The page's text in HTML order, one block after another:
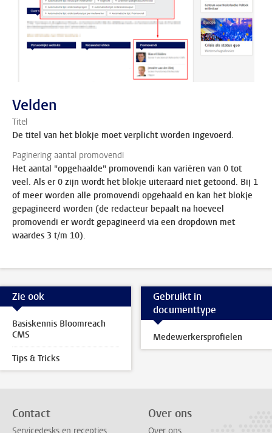
Velden
Titel
De titel van het blokje moet verplicht worden ingevoerd.
Paginering aantal promovendi
Het aantal "opgehaalde" promovendi kan variëren van 0 tot
veel. Als er 0 zijn wordt het blokje uiteraard niet getoond. Bij 1
of meer worden alle promovendi opgehaald en kan het blokje
gepagineerd worden (de redacteur bepaalt na hoeveel
promovendi er wordt gepagineerd via een dropdown met
waardes 3 t/m 10).
Zie ook
Basiskennis Bloomreach
CMS
Tips & Tricks
Gebruikt in
documenttype
Medewerkersprofielen
Contact Over ons